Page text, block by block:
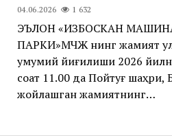
04.06.2026 1 632
ЭЪЛОН «ИЗБОСКАН
ПАРКИ»МЧЖ нинг жамият
умумий йиғилиши 2026
соат 11.00 да Пойтуғ шаҳри,
жойлашган жамиятнинг…